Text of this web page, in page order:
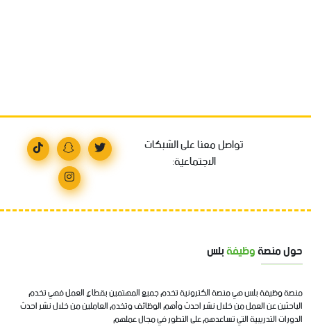
تواصل معنا على الشبكات
الاجتماعية:
حول منصةوظيفةبلس
منصة وظيفة بلس هي منصة الكترونية تخدم جميع المهتمين بقطاع العمل فهي تخدم
الباحثين عن العمل من خلال نشر احدث وأهم الوظائف وتخدم العاملين من خلال نشر احدث
الدورات التدريبية التي تساعدهم على التطور في مجال عملهم